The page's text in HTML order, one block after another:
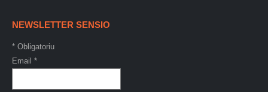
NEWSLETTER SENSIO
* Obligatoriu
Email *